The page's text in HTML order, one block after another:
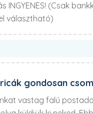
INGYENES! (Csak
választható)
gondosan
vastag falú